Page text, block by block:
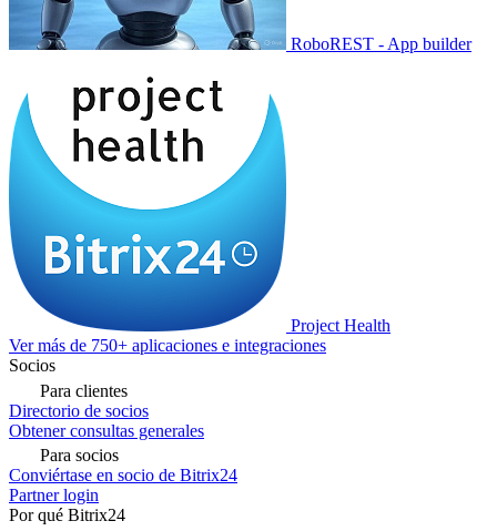
RoboREST - App builder
Project Health
Ver más de 750+ aplicaciones e integraciones
Socios
Para clientes
Directorio de socios
Obtener consultas generales
Para socios
Conviértase en socio de Bitrix24
Partner login
Por qué Bitrix24